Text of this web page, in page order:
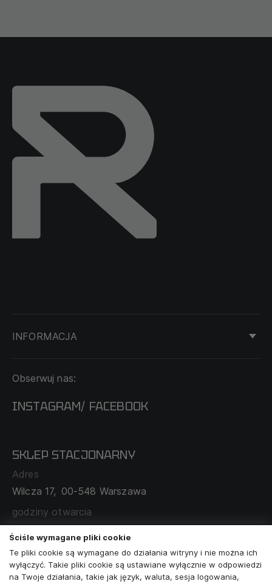
INFORMACJA
DOSTAWA I PŁATNOŚĆ
O NAS
MAPA SERWISU
ZAMÓWIENIA KORPORACYJNE
WSPÓŁPRACA Z PARTNERAMI
Obserwuj nas:
INSTAGRAM/ FACEBOOK
SKLEP STACJONARNY
Adres
Wilcza 17, 00-548 Warszawa
godziny otwarcia
poniedziałek - sobota: 11:00 - 19:00
Skontaktuj się z nami
Ściśle wymagane pliki cookie
Te pliki cookie są wymagane do działania witryny i nie można ich
wyłączyć. Takie pliki cookie są ustawiane wyłącznie w odpowiedzi
na Twoje działania, takie jak język, waluta, sesja logowania,